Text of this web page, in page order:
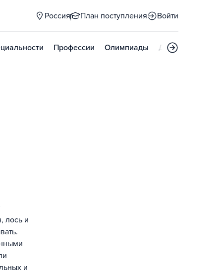
Россия План поступления Войти
Профессии Олимпиады Дни открытых
лось и
и